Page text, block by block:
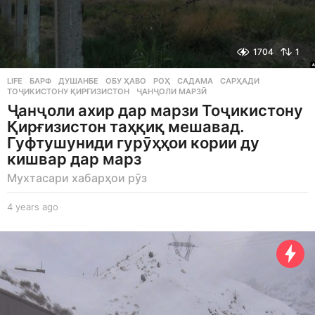
1704 1
LIFE БАРФ ,ДУШАНБЕ ,ОБУ ҲАВО ,РОҲ ,САДАМА ,САРҲАДИ
ТОҶИКИСТОНУ ҚИРҒИЗИСТОН
,ҶАНҶОЛИ МАРЗӢ
Ҷанҷоли ахир дар марзи Тоҷикистону
Қирғизистон таҳқиқ мешавад.
Гуфтушуниди гурӯҳҳои кории ду
кишвар дар марз
Мухтасари хабарҳои рӯз
4 years ago
e